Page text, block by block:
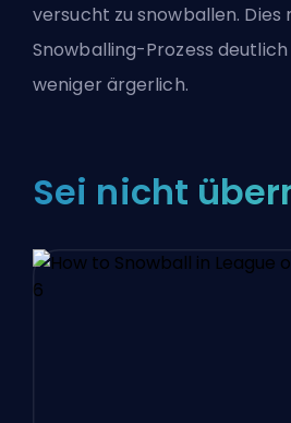
versucht zu snowballen. Dies
Snowballing-Prozess
weniger ärgerlich.
Sei nicht